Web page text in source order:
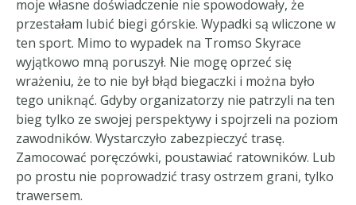
moje własne doświadczenie nie spowodowały, że
przestałam lubić biegi górskie. Wypadki są wliczone w
ten sport. Mimo to wypadek na Tromso Skyrace
wyjątkowo mną poruszył. Nie mogę oprzeć się
wrażeniu, że to nie był błąd biegaczki i można było
tego uniknąć. Gdyby organizatorzy nie patrzyli na ten
bieg tylko ze swojej perspektywy i spojrzeli na poziom
zawodników. Wystarczyło zabezpieczyć trasę.
Zamocować poręczówki, poustawiać ratowników. Lub
po prostu nie poprowadzić trasy ostrzem grani, tylko
trawersem.